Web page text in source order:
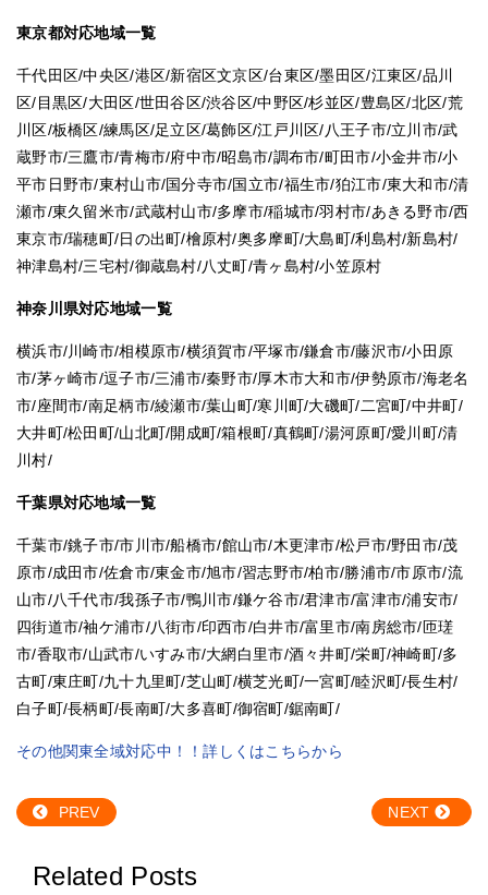
東京都対応地域一覧
千代田区/中央区/港区/新宿区文京区/台東区/墨田区/江東区/品川
区/目黒区/大田区/世田谷区/渋谷区/中野区/杉並区/豊島区/北区/荒
川区/板橋区/練馬区/足立区/葛飾区/江戸川区/八王子市/立川市/武
蔵野市/三鷹市/青梅市/府中市/昭島市/調布市/町田市/小金井市/小
平市日野市/東村山市/国分寺市/国立市/福生市/狛江市/東大和市/清
瀬市/東久留米市/武蔵村山市/多摩市/稲城市/羽村市/あきる野市/西
東京市/瑞穂町/日の出町/檜原村/奥多摩町/大島町/利島村/新島村/
神津島村/三宅村/御蔵島村/八丈町/青ヶ島村/小笠原村
神奈川県対応地域一覧
横浜市/川崎市/相模原市/横須賀市/平塚市/鎌倉市/藤沢市/小田原
市/茅ヶ崎市/逗子市/三浦市/秦野市/厚木市大和市/伊勢原市/海老名
市/座間市/南足柄市/綾瀬市/葉山町/寒川町/大磯町/二宮町/中井町/
大井町/松田町/山北町/開成町/箱根町/真鶴町/湯河原町/愛川町/清
川村/
千葉県対応地域一覧
千葉市/銚子市/市川市/船橋市/館山市/木更津市/松戸市/野田市/茂
原市/成田市/佐倉市/東金市/旭市/習志野市/柏市/勝浦市/市原市/流
山市/八千代市/我孫子市/鴨川市/鎌ケ谷市/君津市/富津市/浦安市/
四街道市/袖ケ浦市/八街市/印西市/白井市/富里市/南房総市/匝瑳
市/香取市/山武市/いすみ市/大網白里市/酒々井町/栄町/神崎町/多
古町/東庄町/九十九里町/芝山町/横芝光町/一宮町/睦沢町/長生村/
白子町/長柄町/長南町/大多喜町/御宿町/鋸南町/
その他関東全域対応中！！詳しくはこちらから
PREV NEXT
Related Posts